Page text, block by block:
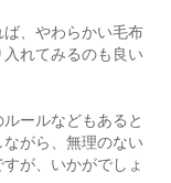
、やわらかい毛布
れてみるのも良い
ールなどもあると
がら、無理のない
が、いかがでしょ